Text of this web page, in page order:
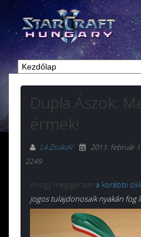
Dupla Ászok:
érmek!
L4.ZsukoV 2011. február
2249
Ahogy megígértem a korábbi
jogos tulajdonosaik nyakán fog